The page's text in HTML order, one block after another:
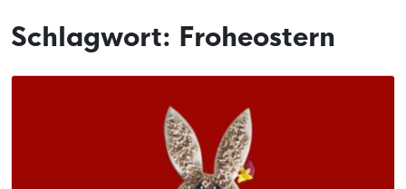
Schlagwort: Froheostern